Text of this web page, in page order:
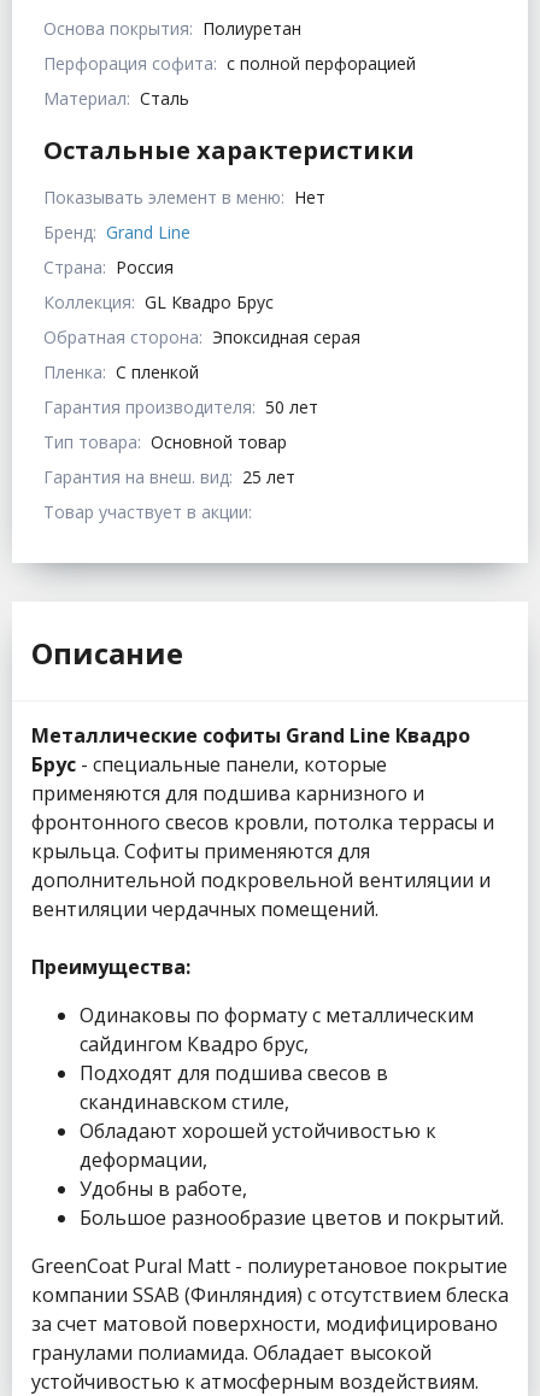
Основа покрытия: Полиуретан
Перфорация софита: с полной перфорацией
Материал: Сталь
Остальные характеристики
Показывать элемент в меню: Нет
Бренд: Grand Line
Страна: Россия
Коллекция: GL Квадро Брус
Обратная сторона: Эпоксидная серая
Пленка: С пленкой
Гарантия производителя: 50 лет
Тип товара: Основной товар
Гарантия на внеш. вид: 25 лет
Товар участвует в акции:
Описание
Металлические софиты Grand Line Квадро
Брус - специальные панели, которые
применяются для подшива карнизного и
фронтонного свесов кровли, потолка террасы и
крыльца. Софиты применяются для
дополнительной подкровельной вентиляции и
вентиляции чердачных помещений.
Преимущества:
Одинаковы по формату с металлическим
сайдингом Квадро брус,
Подходят для подшива свесов в
скандинавском стиле,
Обладают хорошей устойчивостью к
деформации,
Удобны в работе,
Большое разнообразие цветов и покрытий.
GreenCoat Pural Matt - полиуретановое покрытие
компании SSAB (Финляндия) с отсутствием блеска
за счет матовой поверхности, модифицировано
гранулами полиамида. Обладает высокой
устойчивостью к атмосферным воздействиям.